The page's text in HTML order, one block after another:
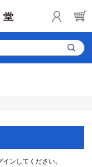
ンしてください。